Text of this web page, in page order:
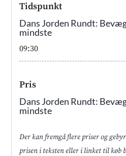
Tidspunkt
Dans Jorden Rundt:
mindste
09:30
Pris
Dans Jorden Rundt:
mindste
Der kan fremgå flere priser og
prisen i teksten eller i linket til køb